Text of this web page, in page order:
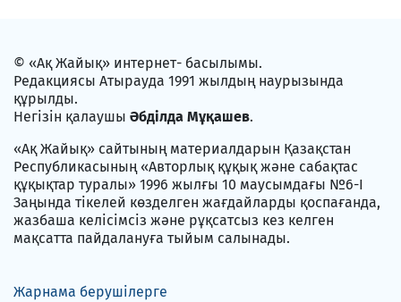
© «Ақ Жайық» интернет- басылымы.
Редакциясы Атырауда 1991 жылдың наурызында
құрылды.
Негізін қалаушы Әбділда Мұқашев.
«Ақ Жайық» сайтының материалдарын Қазақстан
Республикасының «Авторлық құқық және сабақтас
құқықтар туралы» 1996 жылғы 10 маусымдағы №6-I
Заңында тікелей көзделген жағдайларды қоспағанда,
жазбаша келісімсіз және рұқсатсыз кез келген
мақсатта пайдалануға тыйым салынады.
Жарнама берушілерге